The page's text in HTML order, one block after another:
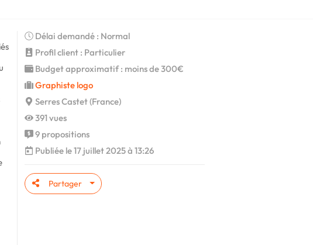
Délai demandé : Normal
Profil client : Particulier
Budget approximatif : moins de 300€
Graphiste logo
Serres Castet (France)
391 vues
9 propositions
Publiée le 17 juillet 2025 à 13:26
Partager